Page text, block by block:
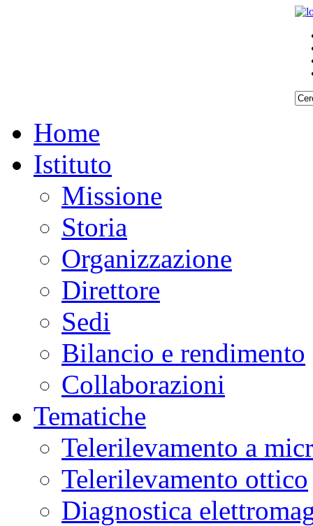
Home
Istituto
Missione
Storia
Organizzazione
Direttore
Sedi
Bilancio e rendimento
Collaborazioni
Tematiche
Telerilevamento a
Telerilevamento ottico
Diagnostica